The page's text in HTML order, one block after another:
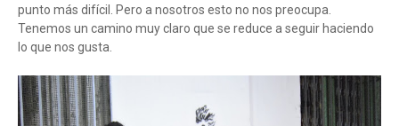
punto más difícil. Pero a nosotros esto no nos preocupa.
Tenemos un camino muy claro que se reduce a seguir haciendo
lo que nos gusta.